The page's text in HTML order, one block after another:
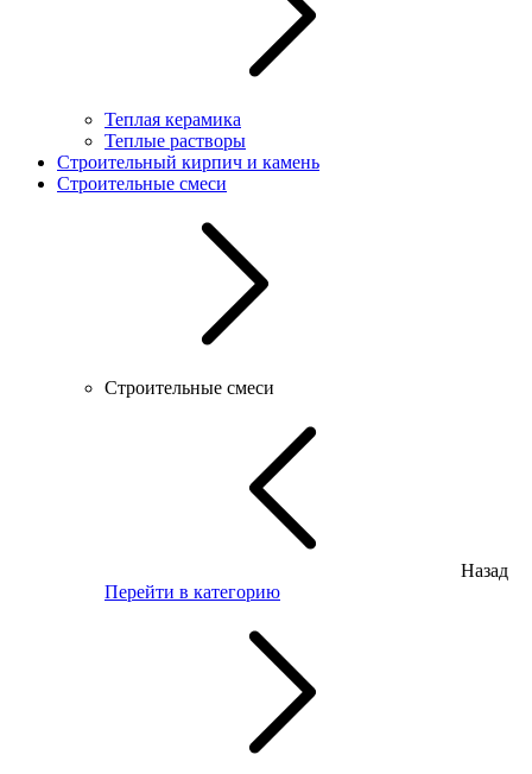
Теплая керамика
Теплые растворы
Строительный кирпич и камень
Строительные смеси
Строительные смеси
Назад
Перейти в категорию